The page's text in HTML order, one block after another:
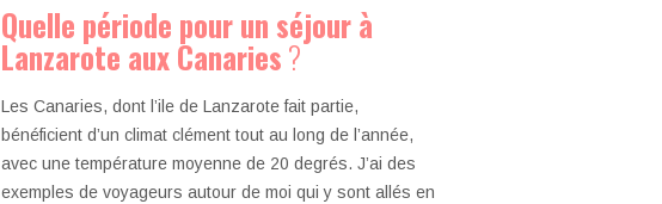
Quelle période pour un séjour à
Lanzarote aux Canaries?
Les Canaries, dont l’ile de Lanzarote fait partie,
bénéficient d’un climat clément tout au long de l’année,
avec une température moyenne de 20 degrés. J’ai des
exemples de voyageurs autour de moi qui y sont allés en